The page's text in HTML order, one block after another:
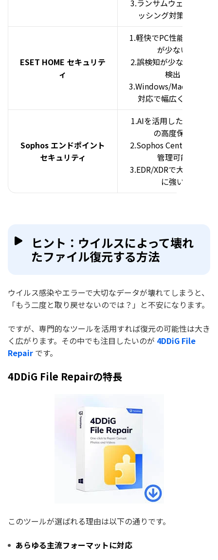
3.ランサムウェアやフィ
ッシング対策に対応
ESET HOME セキュリテ
ィ
1.軽快でPC性能への負荷
が少ない
2.誤検知が少なく正確な
検出
3.Windows/Mac/Android
対応で幅広く使える
Sophos エンドポイント
セキュリティ
1.AIを活用した次世代型
の高度保護
2.Sophos Centralで一元
管理可能
3.EDR/XDRで大規模環境
に強い
ヒント：ウイルスによって壊れ
たファイル復元する方法
ウイルス感染やエラーで大切なデータが壊れてしまうと、
「もう二度と取り戻せないのでは？」と不安になります。
ですが、専門的なツールを活用すれば復元の可能性は大き
く広がります。その中でも注目したいのが 4DDiG File
Repair です。
4DDiG File Repairの特長
このツールが選ばれる理由は以下の通りです。
あらゆる主流フォーマットに対応